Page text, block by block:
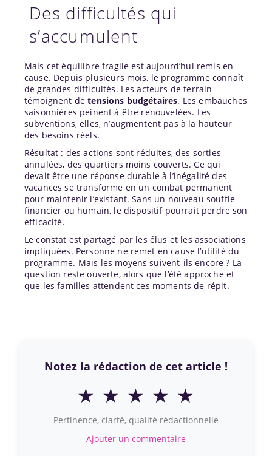
Des difficultés qui
s’accumulent
Mais cet équilibre fragile est aujourd’hui remis en
cause. Depuis plusieurs mois, le programme connaît
de grandes difficultés. Les acteurs de terrain
témoignent detensions budgétaires. Les embauches
saisonnières peinent à être renouvelées. Les
subventions, elles, n’augmentent pas à la hauteur
des besoins réels.
Résultat : des actions sont réduites, des sorties
annulées, des quartiers moins couverts. Ce qui
devait être une réponse durable à l’inégalité des
vacances se transforme en un combat permanent
pour maintenir l’existant. Sans un nouveau souffle
financier ou humain, le dispositif pourrait perdre son
efficacité.
Le constat est partagé par les élus et les associations
impliquées. Personne ne remet en cause l’utilité du
programme. Mais les moyens suivent-ils encore ? La
question reste ouverte, alors que l’été approche et
que les familles attendent ces moments de répit.
Notez la rédaction de cet article !
★ ★ ★ ★ ★
Pertinence, clarté, qualité rédactionnelle
Ajouter un commentaire